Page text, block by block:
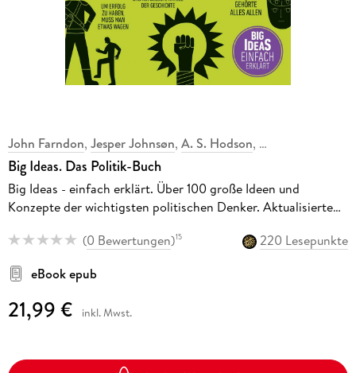
John Farndon, Jesper Johnsøn, A. S. Hodson,
Big Ideas. Das Politik-Buch
Big Ideas - einfach erklärt. Über 100 große Ideen und
Konzepte der wichtigsten politischen Denker. Aktualisierte
(0 Bewertungen)15
220 Lesepunkte
eBook epub
21,99 € inkl. Mwst.